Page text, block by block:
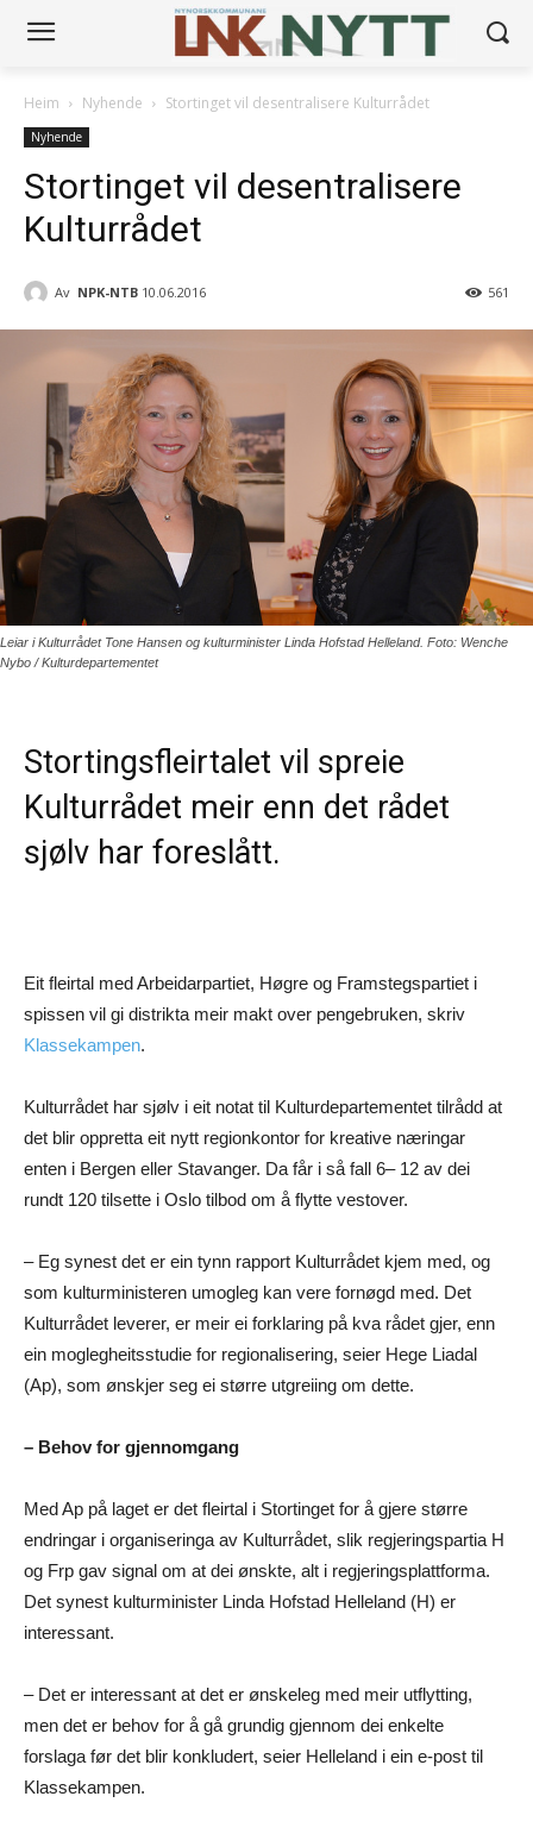
Heim Nyhende Stortinget vil desentralisere Kulturrådet
Nyhende
Stortinget vil desentralisere
Kulturrådet
Av NPK-NTB 10.06.2016 561
Leiar i Kulturrådet Tone Hansen og kulturminister Linda Hofstad Helleland. Foto: Wenche
Nybo / Kulturdepartementet
Stortingsfleirtalet vil spreie
Kulturrådet meir enn det rådet
sjølv har foreslått.
Eit fleirtal med Arbeidarpartiet, Høgre og Framstegspartiet i
spissen vil gi distrikta meir makt over pengebruken, skriv
Klassekampen.
Kulturrådet har sjølv i eit notat til Kulturdepartementet tilrådd at
det blir oppretta eit nytt regionkontor for kreative næringar
enten i Bergen eller Stavanger. Da får i så fall 6– 12 av dei
rundt 120 tilsette i Oslo tilbod om å flytte vestover.
– Eg synest det er ein tynn rapport Kulturrådet kjem med, og
som kulturministeren umogleg kan vere fornøgd med. Det
Kulturrådet leverer, er meir ei forklaring på kva rådet gjer, enn
ein moglegheitsstudie for regionalisering, seier Hege Liadal
(Ap), som ønskjer seg ei større utgreiing om dette.
– Behov for gjennomgang
Med Ap på laget er det fleirtal i Stortinget for å gjere større
endringar i organiseringa av Kulturrådet, slik regjeringspartia H
og Frp gav signal om at dei ønskte, alt i regjeringsplattforma.
Det synest kulturminister Linda Hofstad Helleland (H) er
interessant.
– Det er interessant at det er ønskeleg med meir utflytting,
men det er behov for å gå grundig gjennom dei enkelte
forslaga før det blir konkludert, seier Helleland i ein e-post til
Klassekampen.